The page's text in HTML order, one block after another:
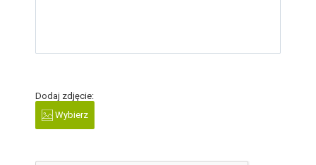
Dodaj zdjęcie:
Wybierz